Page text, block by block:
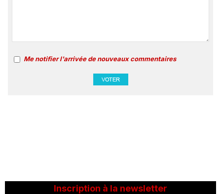
Me notifier l'arrivée de nouveaux commentaires
Inscription à la newsletter